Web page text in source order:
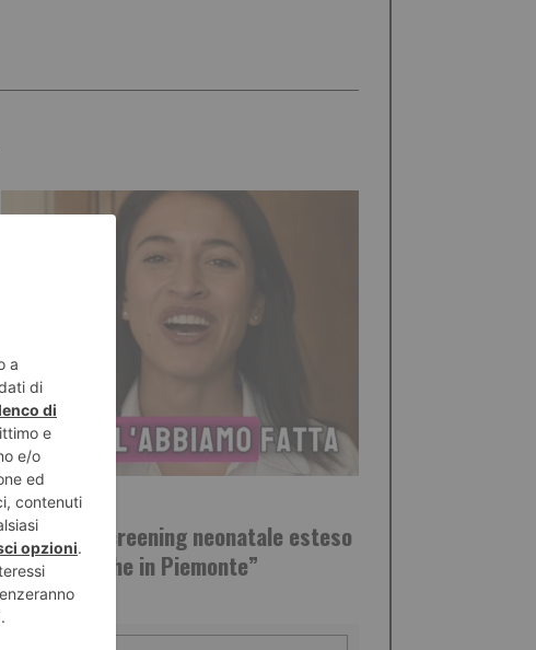
5 AGOSTO 2026
Nallo: “Lo screening neonatale esteso
è realtà anche in Piemonte”